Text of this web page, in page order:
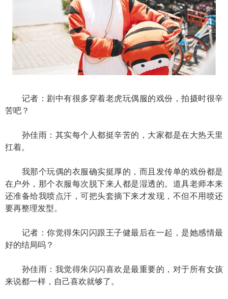
记者：剧中有很多穿着老虎玩偶服的戏份，拍摄时很辛
苦吧？
孙佳雨：其实每个人都挺辛苦的，大家都是在大热天里
扛着。
我那个玩偶的衣服确实挺厚的，而且发传单的戏份都是
在户外，那个衣服每次脱下来人都是湿透的。道具老师本来
还准备给我喷点汗，可把头套摘下来才发现，不但不用喷还
要再整理发型。
记者：你觉得朱闪闪跟王子健最后在一起，是她感情最
好的结局吗？
孙佳雨：我觉得朱闪闪喜欢是最重要的，对于所有女孩
来说都一样，自己喜欢就够了。